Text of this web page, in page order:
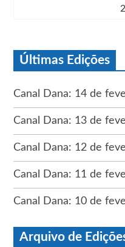
Últimas Edições
Canal Dana: 14 de
Canal Dana: 13 de
Canal Dana: 12 de
Canal Dana: 11 de
Canal Dana: 10 de
Arquivo de